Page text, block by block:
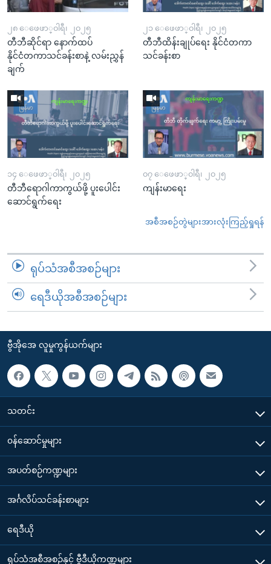
၂၈ ေဖေဖာ္၀ါရီ၊ ၂၀၂၅
တီဘီဆိုင်ရာ နောက်ထပ်
နိုင်ငံတကာသင်ခန်းစာနဲ့ လမ်းညွှန်
ချက်
၂၁ ေဖေဖာ္၀ါရီ၊ ၂၀၂၅
တီဘီထိန်းချုပ်ရေး နိုင်ငံတကာ
သင်ခန်းစာ
၁၄ ေဖေဖာ္၀ါရီ၊ ၂၀၂၅
တီဘီရောဂါကာကွယ်ဖို့ ပူးပေါင်း
ဆောင်ရွက်ရေး
၀၇ ေဖေဖာ္၀ါရီ၊ ၂၀၂၅
ကျန်းမာရေး
အစီအစဉ်တွဲများအားလုံးကြည့်ရှုရန်
ရုပ်သံအစီအစဉ်များ
ရေဒီယိုအစီအစဉ်များ
ဗွီအိုအေ လူမှုကွန်ယက်များ
သတင်း
၀န်ဆောင်မှုများ
အပတ်စဉ်ကဏ္ဍများ
အင်္ဂလိပ်သင်ခန်းစာများ
ရေဒီယို
ရုပ်သံအစီအစဉ်နှင့် ဗွီဒီယိုကဏ္ဍများ